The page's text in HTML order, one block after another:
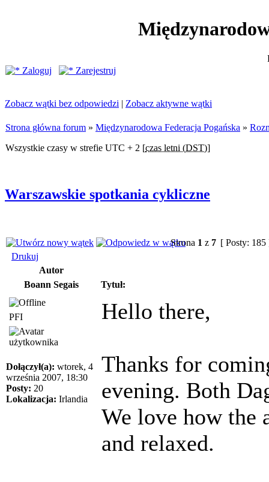
Zaloguj
Zarejestruj
Zobacz wątki bez odpowiedzi | Zobacz aktywne wątki
Strona główna forum » Międzynarodowa Federacja Pogańska »
Wszystkie czasy w strefie UTC + 2 [czas letni (DST)]
Warszawskie spotkania cykliczne
Strona 1 z 7 [ Posty:
Drukuj
Autor
Boann Segais
Tytuł:
PFI
Dołączył(a): wtorek, 4
września 2007, 18:30
Posty: 20
Lokalizacja: Irlandia
Hello there,
Thanks for
evening. Both
We love how the
and relaxed.